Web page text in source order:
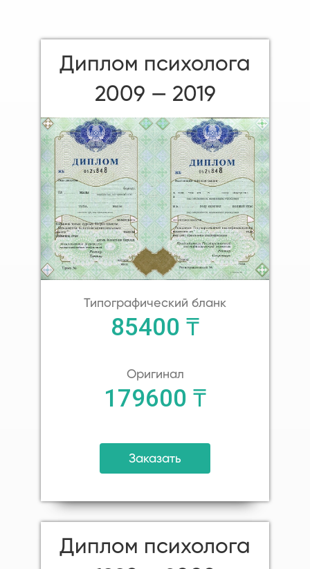
Диплом психолога
2009 — 2019
Типографический бланк
85400 ₸
Оригинал
179600 ₸
Заказать
Диплом психолога